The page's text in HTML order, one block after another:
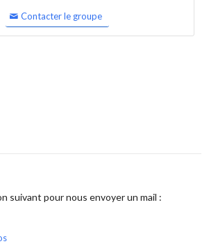
Contacter le groupe
suivant pour nous envoyer un mail :